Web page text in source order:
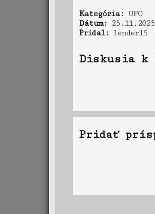
Kategória: UFO
Dátum:
Pridal: lender15
Diskusia k
Pridať